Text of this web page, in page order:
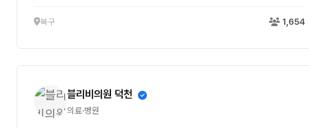
북구 1,654
블리비의원 덕천
의료·병원